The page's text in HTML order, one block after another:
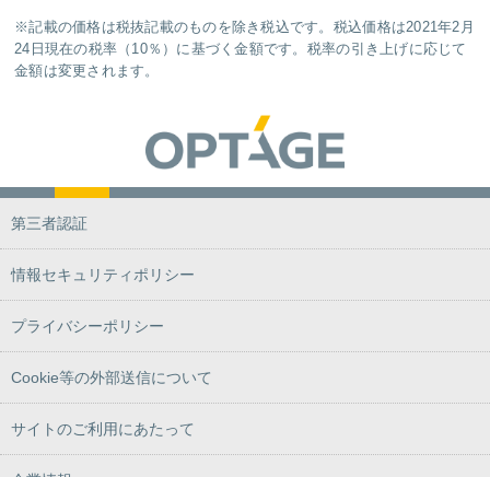
※記載の価格は税抜記載のものを除き税込です。税込価格は2021年2月
24日現在の税率（10％）に基づく金額です。税率の引き上げに応じて
金額は変更されます。
第三者認証
情報セキュリティポリシー
プライバシーポリシー
Cookie等の外部送信について
サイトのご利用にあたって